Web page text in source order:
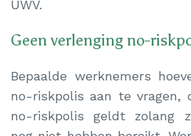
UWV.
Geen verlenging no-
Bepaalde werknemers
no-riskpolis aan te vragen,
no-riskpolis geldt zolang